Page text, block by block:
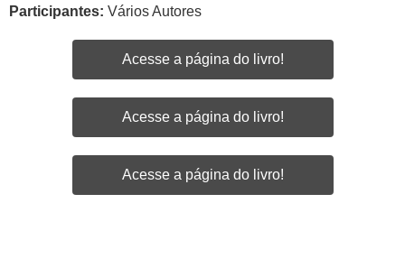
Participantes: Vários Autores
Acesse a página do livro!
Acesse a página do livro!
Acesse a página do livro!